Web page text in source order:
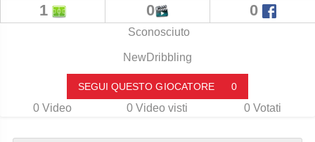
1 0 0
Sconosciuto
NewDribbling
SEGUI QUESTO GIOCATORE 0
0 Video 0 Video visti 0 Votati